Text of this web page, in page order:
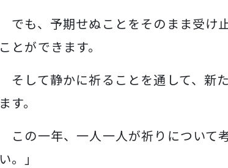
でも、予期せぬことをそのまま受け
ことができます。
そして静かに祈ることを通して、新
ます。
この一年、一人一人が祈りについて
い。」